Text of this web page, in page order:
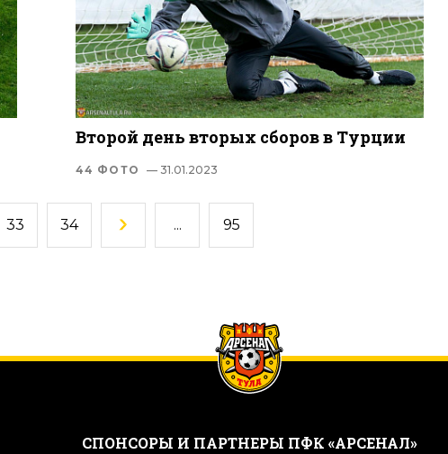
Второй день вторых сборов в Турции
44 ФОТО — 31.01.2023
33 34 ... 95
CПОНСОРЫ И ПАРТНЕРЫ ПФК «АРСЕНАЛ»